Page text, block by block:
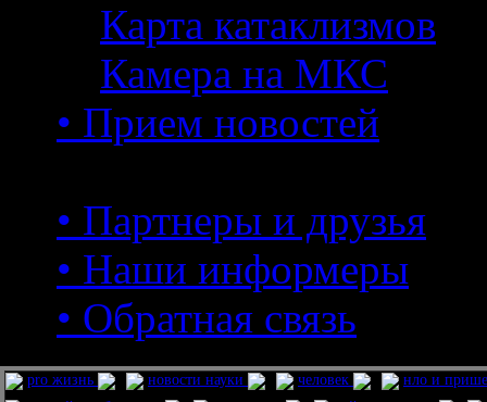
Карта катаклизмов
Камера на МКС
• Прием новостей
• Партнеры и друзья
• Наши информеры
• Обратная связь
pro жизнь новости науки человек
нло и